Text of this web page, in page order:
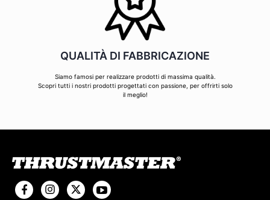
QUALITÀ DI FABBRICAZIONE
Siamo famosi per realizzare prodotti di massima qualità.
Scopri tutti i nostri prodotti progettati con passione, per offrirti solo
il meglio!